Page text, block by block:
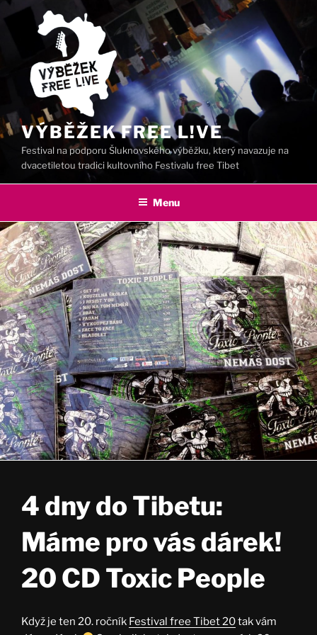
Přejít
VÝBĚŽEK FREE L!VE
Festival na podporu Šluknovského výběžku, který navazuje na
dvacetiletou tradici kultovního Festivalu free Tibet
Menu
4 dny do Tibetu:
Máme pro vás dárek!
20 CD Toxic People
Když je ten 20. ročník Festival free Tibet 20tak vám